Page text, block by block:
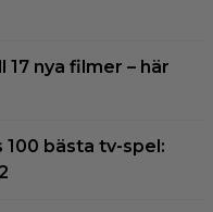
17 nya filmer – här
bästa tv-spel: